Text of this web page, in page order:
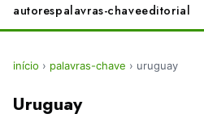
autorespalavras-chaveeditorial
início › palavras-chave › uruguay
Uruguay